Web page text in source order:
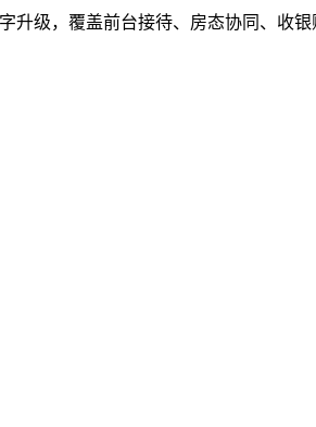
升级，覆盖前台接待、房态协同、收